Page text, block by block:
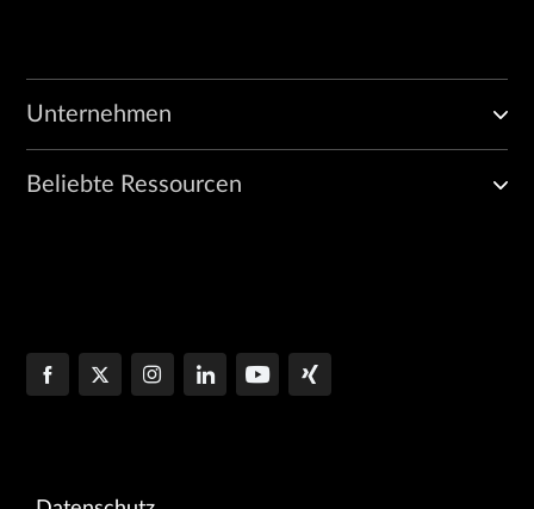
Unternehmen
Beliebte Ressourcen